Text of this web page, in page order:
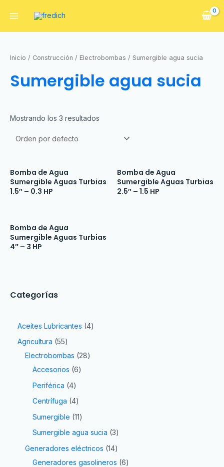
Categorías
Aceites Lubricantes 4
Agricultura 55
Electrobombas
28
Accesorios 6
Periférica 4
Centrífuga 4
Sumergible 11
Sumergible agua sucia 3
Generadores eléctricos 14
Generadores gasolineros 6
Inicio / Construcción / Electrobombas / Sumergible agua sucia
Sumergible agua sucia
Mostrando los 3 resultados
Bomba de Agua
Sumergible Aguas Turbias
1.5″ – 0.3 HP
Bomba de Agua
Sumergible Aguas Turbias
2.5″ – 1.5 HP
Bomba de Agua
Sumergible Aguas Turbias
4″ – 3 HP